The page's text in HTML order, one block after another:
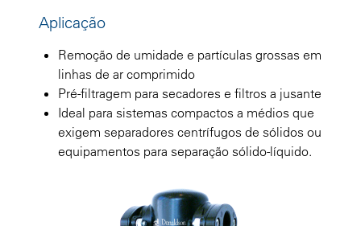
Aplicação
Remoção de umidade e partículas grossas em
linhas de ar comprimido
Pré-filtragem para secadores e filtros a jusante
Ideal para sistemas compactos a médios que
exigem separadores centrífugos de sólidos ou
equipamentos para separação sólido-líquido.